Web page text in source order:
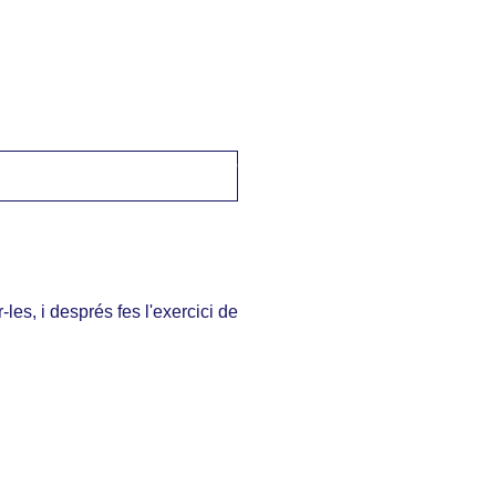
Professions diverses / různé profese
les, i després fes l'exercici de